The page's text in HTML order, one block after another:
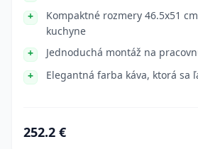
Kompaktné rozmery 46.5x51
kuchyne
Jednoduchá montáž na
Elegantná farba káva, ktorá sa
252.2 €